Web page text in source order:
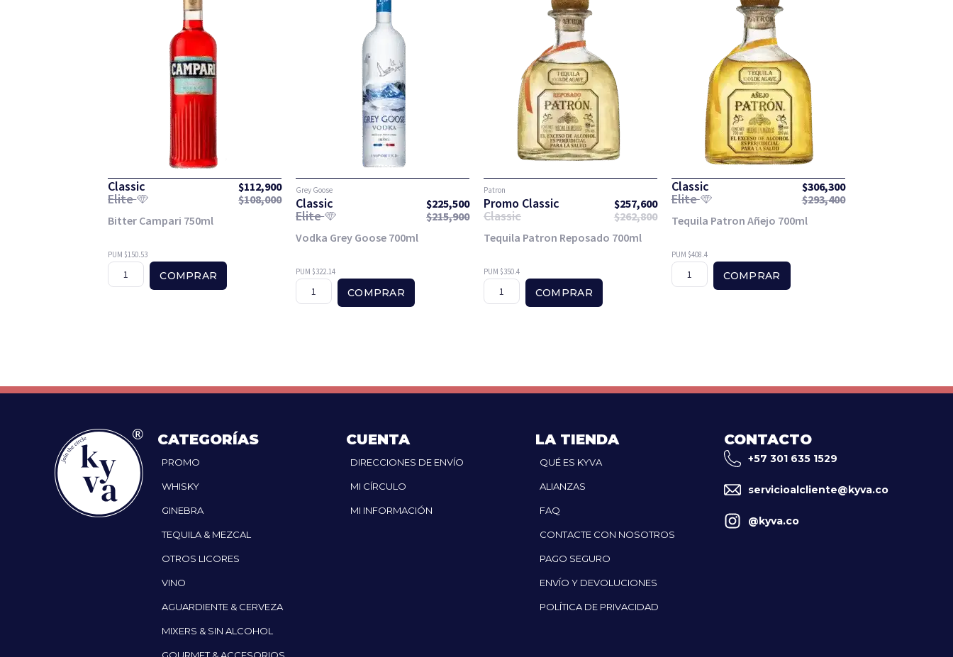
Classic $112,900
Elite $108,000
Bitter Campari 750ml
PUM $150.53
COMPRAR
Grey Goose
Classic $225,500
Elite $215,900
Vodka Grey Goose 700ml
PUM $322.14
COMPRAR
Patron
Promo Classic $257,600
Classic $262,800
Tequila Patron Reposado 700ml
PUM $350.4
COMPRAR
Classic $306,300
Elite $293,400
Tequila Patron Añejo 700ml
PUM $408.4
COMPRAR
CATEGORÍAS
PROMO
WHISKY
GINEBRA
TEQUILA & MEZCAL
OTROS LICORES
VINO
AGUARDIENTE & CERVEZA
MIXERS & SIN ALCOHOL
CUENTA
DIRECCIONES DE ENVÍO
MI CÍRCULO
MI INFORMACIÓN
LA TIENDA
QUÉ ES KYVA
ALIANZAS
FAQ
CONTACTE CON NOSOTROS
PAGO SEGURO
ENVÍO Y DEVOLUCIONES
POLÍTICA DE PRIVACIDAD
CONTACTO
+57 301 635 1529
servicioalcliente@kyva.co
@kyva.co